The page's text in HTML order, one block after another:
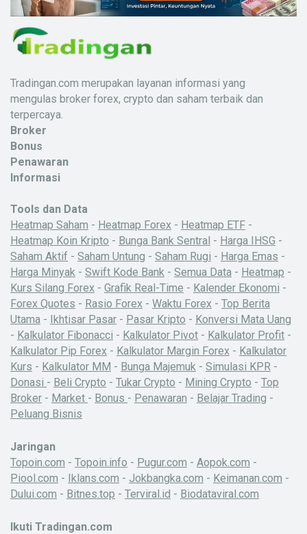
Tradingan.com merupakan layanan informasi yang
mengulas broker forex, crypto dan saham terbaik dan
terpercaya.
Broker
Bonus
Penawaran
Informasi
Tools dan Data
Heatmap Saham - Heatmap Forex - Heatmap ETF -
Heatmap Koin Kripto - Bunga Bank Sentral - Harga IHSG -
Saham Aktif - Saham Untung - Saham Rugi - Harga Emas -
Harga Minyak - Swift Kode Bank - Semua Data - Heatmap -
Kurs Silang Forex - Grafik Real-Time - Kalender Ekonomi -
Forex Quotes - Rasio Forex - Waktu Forex - Top Berita
Utama - Ikhtisar Pasar - Pasar Kripto - Konversi Mata Uang
- Kalkulator Fibonacci - Kalkulator Pivot - Kalkulator Profit -
Kalkulator Pip Forex - Kalkulator Margin Forex - Kalkulator
Kurs - Kalkulator MM - Bunga Majemuk - Simulasi KPR -
Donasi - Beli Crypto - Tukar Crypto - Mining Crypto - Top
Broker - Market - Bonus - Penawaran - Belajar Trading -
Peluang Bisnis
Jaringan
Topoin.com - Topoin.info - Pugur.com - Aopok.com -
Piool.com - Iklans.com - Jokbangka.com - Keimanan.com -
Dului.com - Bitnes.top - Terviral.id - Biodataviral.com
Ikuti Tradingan.com